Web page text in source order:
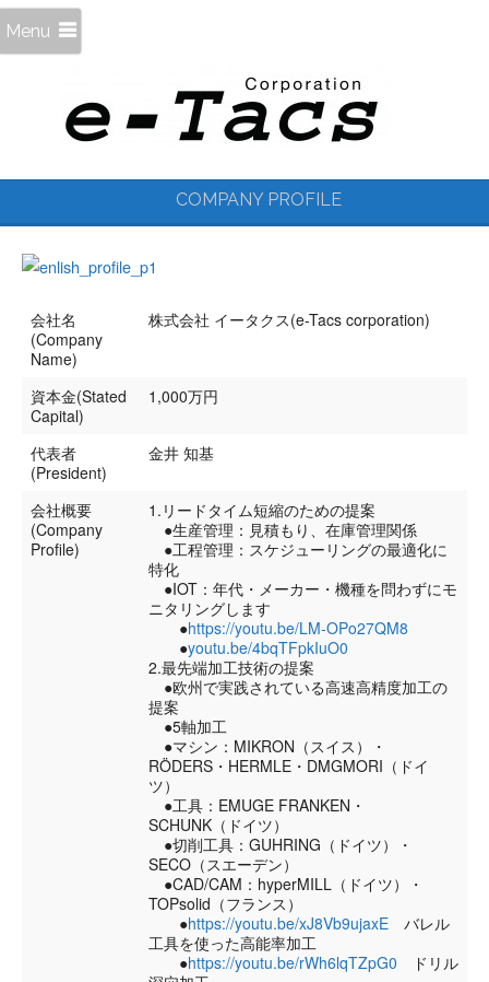
Menu
COMPANY PROFILE
会社名
(Company
Name)
株式会社 イータクス(e-Tacs corporation)
資本金(Stated
Capital)
1,000万円
代表者
(President)
金井 知基
会社概要
(Company
Profile)
1.リードタイム短縮のための提案
●生産管理：見積もり、在庫管理関係
●工程管理：スケジューリングの最適化に
特化
●IOT：年代・メーカー・機種を問わずにモ
ニタリングします
●https://youtu.be/LM-OPo27QM8
●youtu.be/4bqTFpkIuO0
2.最先端加工技術の提案
●欧州で実践されている高速高精度加工の
提案
●5軸加工
●マシン：MIKRON（スイス）・
RÖDERS・HERMLE・DMGMORI（ドイ
ツ）
●工具：EMUGE FRANKEN・
SCHUNK（ドイツ）
●切削工具：GUHRING（ドイツ）・
SECO（スエーデン）
●CAD/CAM：hyperMILL（ドイツ）・
TOPsolid（フランス）
●https://youtu.be/xJ8Vb9ujaxE バレル
工具を使った高能率加工
●https://youtu.be/rWh6lqTZpG0 ドリル